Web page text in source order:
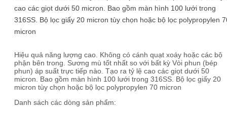
cao các giọt dưới 50 micron. Bao gồm màn hình 100 lưới trong
316SS. Bộ lọc giấy 20 micron tùy chọn hoặc bộ lọc polypropylen
micron
Hiệu quả năng lượng cao. Không có cánh quạt xoáy hoặc các bộ
phận bên trong. Sương mù tốt nhất so với bất kỳ Vòi phun (bép
phun) áp suất trực tiếp nào. Tạo ra tỷ lệ cao các giọt dưới 50
micron. Bao gồm màn hình 100 lưới trong 316SS. Bộ lọc giấy 20
micron tùy chọn hoặc bộ lọc polypropylen 70 micron
Danh sách các dòng sản phẩm: